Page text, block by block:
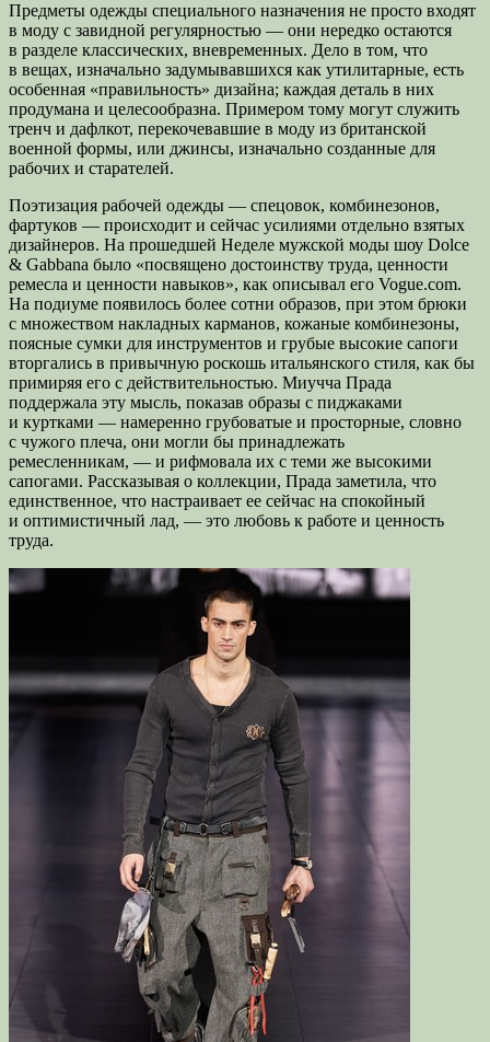
Предметы одежды специального назначения не просто входят
в моду с завидной регулярностью — они нередко остаются
в разделе классических, вневременных. Дело в том, что
в вещах, изначально задумывавшихся как утилитарные, есть
особенная «правильность» дизайна; каждая деталь в них
продумана и целесообразна. Примером тому могут служить
тренч и дафлкот, перекочевавшие в моду из британской
военной формы, или джинсы, изначально созданные для
рабочих и старателей.
Поэтизация рабочей одежды — спецовок, комбинезонов,
фартуков — происходит и сейчас усилиями отдельно взятых
дизайнеров. На прошедшей Неделе мужской моды шоу Dolce
& Gabbana было «посвящено достоинству труда, ценности
ремесла и ценности навыков», как описывал его Vogue.com.
На подиуме появилось более сотни образов, при этом брюки
с множеством накладных карманов, кожаные комбинезоны,
поясные сумки для инструментов и грубые высокие сапоги
вторгались в привычную роскошь итальянского стиля, как бы
примиряя его с действительностью. Миучча Прада
поддержала эту мысль, показав образы с пиджаками
и куртками — намеренно грубоватые и просторные, словно
с чужого плеча, они могли бы принадлежать
ремесленникам, — и рифмовала их с теми же высокими
сапогами. Рассказывая о коллекции, Прада заметила, что
единственное, что настраивает ее сейчас на спокойный
и оптимистичный лад, — это любовь к работе и ценность
труда.